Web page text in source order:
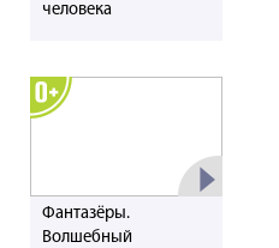
человека
Фантазёры.
Волшебный